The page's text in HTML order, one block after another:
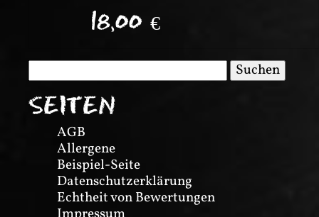
18,00 €
nach:
SEITEN
AGB
Allergene
Beispiel-Seite
Datenschutzerklärung
Echtheit von Bewertungen